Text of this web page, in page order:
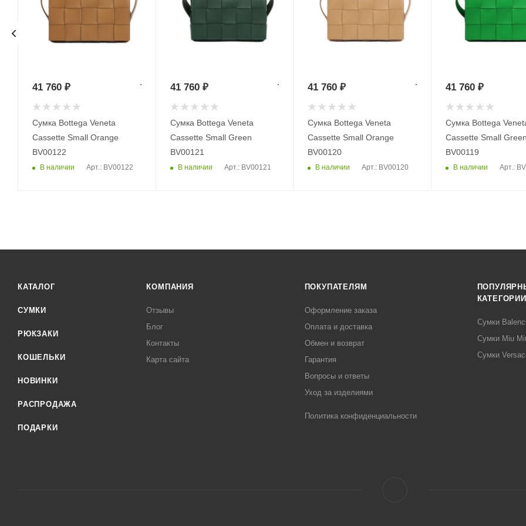
Сумка Bottega Veneta
Cassette Small Orange
BV00122
В наличии Арт.: BV00122
41 760₽
Сумка Bottega Veneta
Cassette Small Green
BV00121
В наличии Арт.: BV00121
41 760₽
Сумка Bottega Veneta
Cassette Small Orange
BV00120
В наличии Арт.: BV00120
41 760 ₽
Сумка Bottega
Cassette Small Green
BV00119
В наличии Арт.:
41 760 ₽
КАТАЛОГ
СУМКИ
РЮКЗАКИ
КОШЕЛЬКИ
НОВИНКИ
РАСПРОДАЖА
ПОДАРКИ
КОМПАНИЯ
Отзывы
Блог
Контакты
Карта сайта
ПОКУПАТЕЛЯМ
Оформление заказа
Оплата и доставка
Обмен и возврат
Гарантия
Вопросы и ответы
Уход за изделиями
Политика конфиденциальности
КАТЕГОРИИ
Сумки
Сумки Miu
Сумки